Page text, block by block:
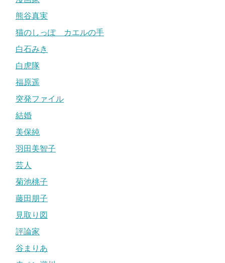
熊谷真実
猫のしっぽ カエルの手
白石みき
白虎隊
福原遥
突発ファイル
結婚
美保純
羽田美智子
芸人
菊池桃子
藤田朋子
見取り図
評論家
谷まりあ